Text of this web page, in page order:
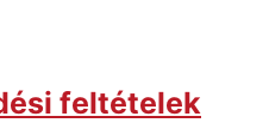
feltételek